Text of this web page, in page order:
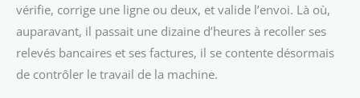
vérifie, corrige une ligne ou deux, et valide l’envoi. Là où,
auparavant, il passait une dizaine d’heures à recoller ses
relevés bancaires et ses factures, il se contente désormais
de contrôler le travail de la machine.